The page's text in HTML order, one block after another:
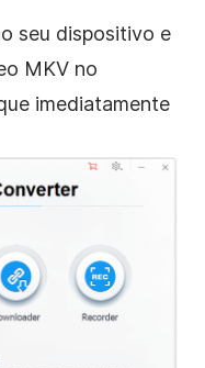
seu dispositivo e
MKV no
imediatamente